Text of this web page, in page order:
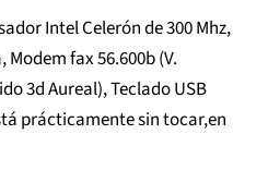
Intel Celerón de 300 Mhz,
Modem fax 56.600b (V.
3d Aureal), Teclado USB
prácticamente sin tocar,en